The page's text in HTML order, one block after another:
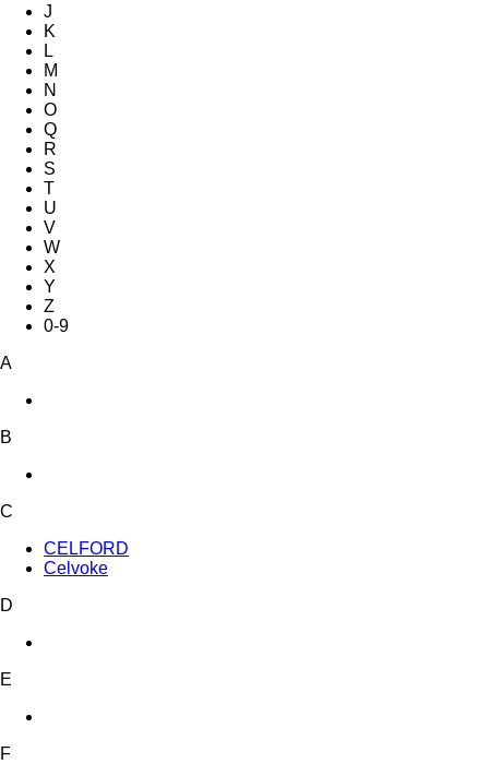
J
K
L
M
N
O
Q
R
S
T
U
V
W
X
Y
Z
0-9
A
B
C
CELFORD
Celvoke
D
E
F